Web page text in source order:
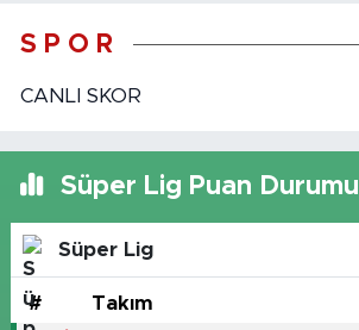
S P O R
CANLI SKOR
Süper Lig Puan Durumu
Süper Lig
# Takım